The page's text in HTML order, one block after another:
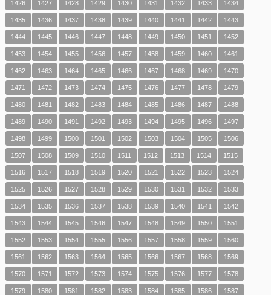
1426 1427 1428 1429 1430 1431 1432 1433 1434
1435 1436 1437 1438 1439 1440 1441 1442 1443
1444 1445 1446 1447 1448 1449 1450 1451 1452
1453 1454 1455 1456 1457 1458 1459 1460 1461
1462 1463 1464 1465 1466 1467 1468 1469 1470
1471 1472 1473 1474 1475 1476 1477 1478 1479
1480 1481 1482 1483 1484 1485 1486 1487 1488
1489 1490 1491 1492 1493 1494 1495 1496 1497
1498 1499 1500 1501 1502 1503 1504 1505 1506
1507 1508 1509 1510 1511 1512 1513 1514 1515
1516 1517 1518 1519 1520 1521 1522 1523 1524
1525 1526 1527 1528 1529 1530 1531 1532 1533
1534 1535 1536 1537 1538 1539 1540 1541 1542
1543 1544 1545 1546 1547 1548 1549 1550 1551
1552 1553 1554 1555 1556 1557 1558 1559 1560
1561 1562 1563 1564 1565 1566 1567 1568 1569
1570 1571 1572 1573 1574 1575 1576 1577 1578
1579 1580 1581 1582 1583 1584 1585 1586 1587